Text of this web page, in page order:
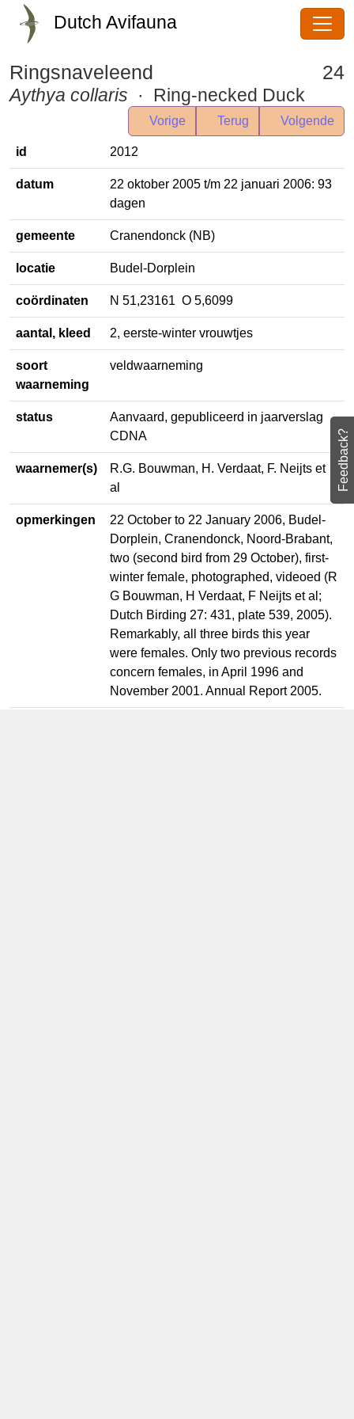
Dutch Avifauna
Ringsnaveleend 24
Aythya collaris · Ring-necked Duck
Vorige Terug
Volgende
id
2012
datum
22 oktober 2005 t/m 22 januari 2006:
93 dagen
gemeente
Cranendonck (NB)
locatie
Budel-Dorplein
coördinaten
N 51,23161 O 5,6099
aantal, kleed
2, eerste-winter vrouwtjes
soort
waarneming
veldwaarneming
status
Aanvaard, gepubliceerd in
jaarverslag CDNA
waarnemer(s)
R.G. Bouwman, H. Verdaat, F. Neijts
et al
opmerkingen
22 October to 22 January 2006,
Budel-Dorplein, Cranendonck,
Noord-Brabant, two (second bird
from 29 October), first-winter
female, photographed, videoed (R G
Bouwman, H Verdaat, F Neijts et al;
Dutch Birding 27: 431, plate 539,
2005). Remarkably, all three birds
this year were females. Only two
previous records concern females, in
April 1996 and November 2001.
Feedback?